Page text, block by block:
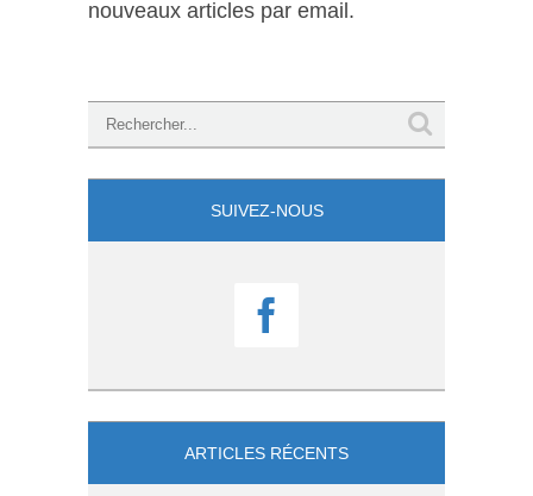
nouveaux articles par email.
SUIVEZ-NOUS

ARTICLES RÉCENTS